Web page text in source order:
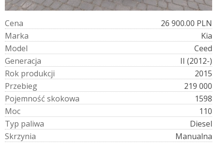
Cena
26 900.00 PLN
Marka
Kia
Model
Ceed
Generacja
II (2012-)
Rok produkcji
2015
Przebieg
219 000
Pojemność skokowa
1598
Moc
110
Typ paliwa
Diesel
Skrzynia
Manualna